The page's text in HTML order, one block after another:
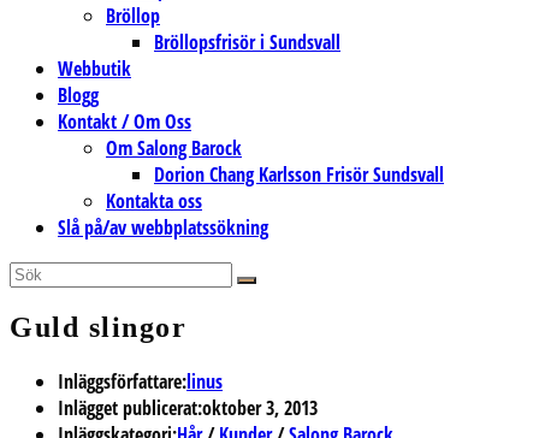
Bröllop
Bröllopsfrisör i Sundsvall
Webbutik
Blogg
Kontakt / Om Oss
Om Salong Barock
Dorion Chang Karlsson Frisör Sundsvall
Kontakta oss
Slå på/av webbplatssökning
Guld slingor
Inläggsförfattare:linus
Inlägget publicerat:oktober 3, 2013